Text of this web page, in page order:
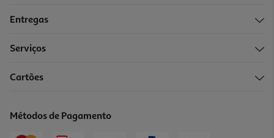
Entregas
Serviços
Cartões
Métodos de Pagamento